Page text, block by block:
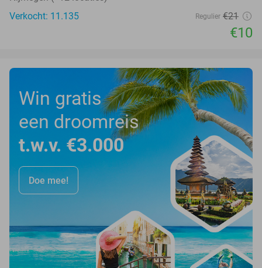
Verkocht: 11.135
Regulier €21
€10
Win gratis
een droomreis
t.w.v. €3.000
Doe mee!